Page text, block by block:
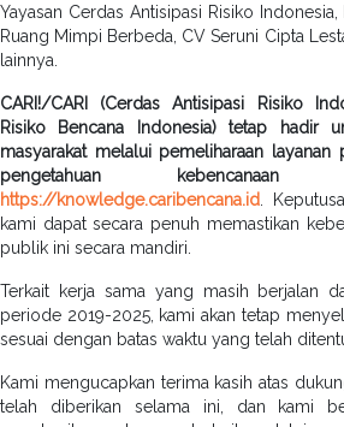
Yayasan Cerdas Antisipasi Risiko
Ruang Mimpi Berbeda, CV Seruni Cipta
lainnya.
CARI!/CARI (Cerdas Antisipasi Risiko
Risiko Bencana Indonesia) tetap hadir
masyarakat melalui pemeliharaan
pengetahuan
https://knowledge.caribencana.id .
kami dapat secara penuh memastikan
publik ini secara mandiri.
Terkait kerja sama yang masih berjalan
periode 2019-2025, kami akan tetap
sesuai dengan batas waktu yang telah
Kami mengucapkan terima kasih atas
telah diberikan selama ini, dan kami